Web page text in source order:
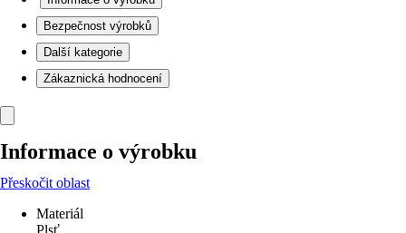
Bezpečnost výrobků
Další kategorie
Zákaznická hodnocení
Informace o výrobku
Přeskočit oblast
Materiál
Plsť